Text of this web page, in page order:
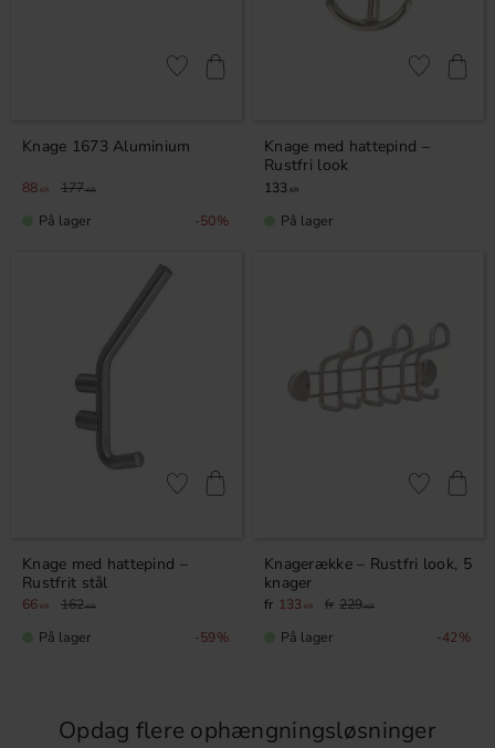
Knage 1673 Aluminium
88 KR 177KR
50%
Gem som favorit
På lager
Knage med hattepind –
Rustfri look
133 KR
Gem som
På lager
Knage med hattepind –
Rustfrit stål
66 KR 162KR
59%
Gem som favorit
På lager
Knagerække – Rustfri look, 5
knager
133 KR 229KR
42%
Gem som
På lager
Opdag flere ophængningsløsninger